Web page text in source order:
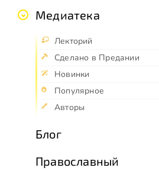
Медиатека
Лекторий
Сделано в Предании
Новинки
Популярное
Авторы
Блог
Православный